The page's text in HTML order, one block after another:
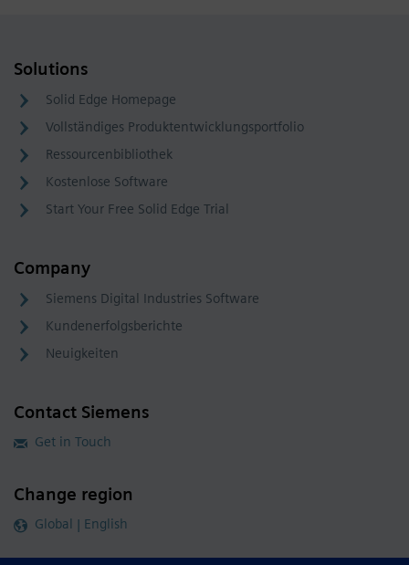
Solutions
Solid Edge Homepage
Vollständiges Produktentwicklungsportfolio
Ressourcenbibliothek
Kostenlose Software
Start Your Free Solid Edge Trial
Company
Siemens Digital Industries Software
Kundenerfolgsberichte
Neuigkeiten
Contact Siemens
Get in Touch
Change region
Global | English